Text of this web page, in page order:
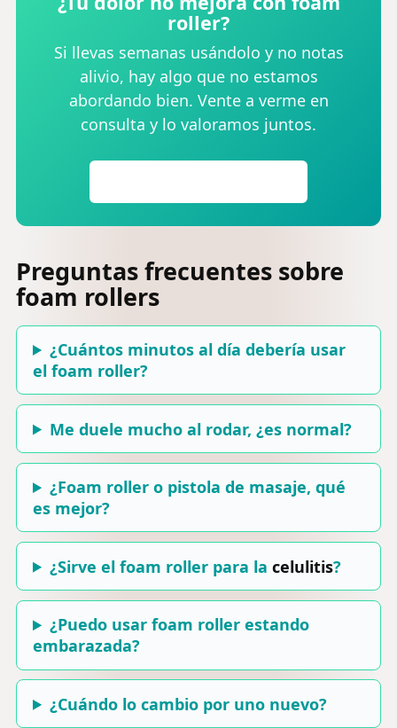
roller?
Si llevas semanas usándolo y no notas
alivio, hay algo que no estamos
abordando bien. Vente a verme en
consulta y lo valoramos juntos.
Preguntas frecuentes sobre
foam rollers
¿Cuántos minutos al día debería usar
el foam roller?
Me duele mucho al rodar, ¿es normal?
¿Foam roller o pistola de masaje, qué
es mejor?
¿Sirve el foam roller para lacelulitis?
¿Puedo usar foam roller estando
embarazada?
¿Cuándo lo cambio por uno nuevo?